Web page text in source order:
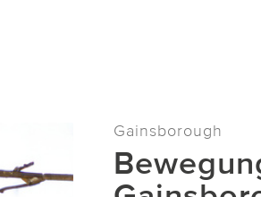
Gainsborough